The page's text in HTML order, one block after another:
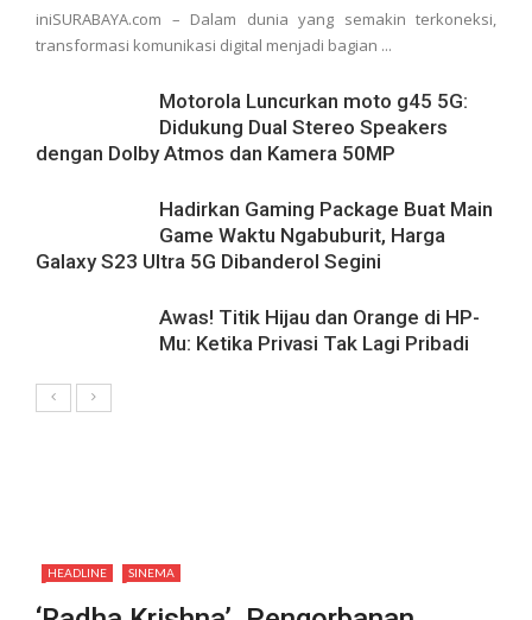
iniSURABAYA.com – Dalam dunia yang semakin terkoneksi,
transformasi komunikasi digital menjadi bagian ...
Motorola Luncurkan moto g45 5G:
Didukung Dual Stereo Speakers
dengan Dolby Atmos dan Kamera 50MP
Hadirkan Gaming Package Buat Main
Game Waktu Ngabuburit, Harga
Galaxy S23 Ultra 5G Dibanderol Segini
Awas! Titik Hijau dan Orange di HP-
Mu: Ketika Privasi Tak Lagi Pribadi
HEADLINE SINEMA